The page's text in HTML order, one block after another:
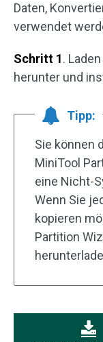
Daten,
verwendet
Schritt 1.
herunter und
Tipp:
Sie können
MiniTool
eine Nicht-
Wenn Sie
kopieren
Partition